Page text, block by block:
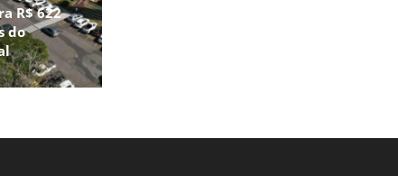
R$ 622
do